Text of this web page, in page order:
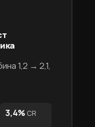
1,2 → 2,1,
3,4% CR